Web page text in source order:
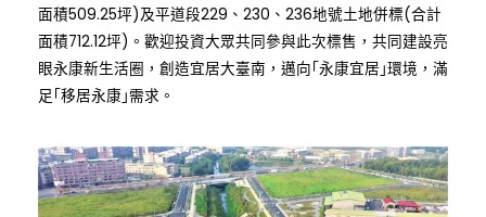
面積509.25坪)及平道段229、230、236地號土地併標(合計
面積712.12坪)。歡迎投資大眾共同參與此次標售，共同建設亮
眼永康新生活圈，創造宜居大臺南，邁向｢永康宜居｣環境，滿
足｢移居永康｣需求。